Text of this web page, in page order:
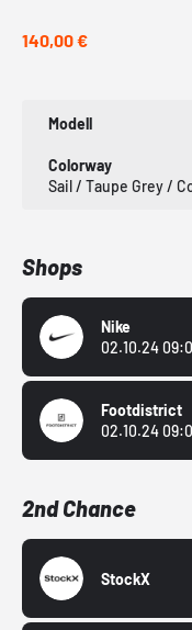
140,00 €
Modell
Colorway
Sail / Taupe Grey /
Shops
Nike
02.10.24
Footdistrict
02.10.24
2nd Chance
StockX